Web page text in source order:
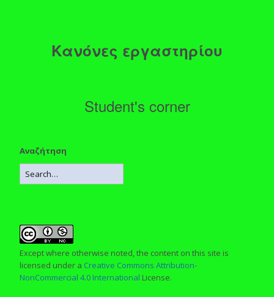
Κανόνες εργαστηρίου
Student's corner
Αναζήτηση
Except where otherwise noted, the content on this site is
licensed under a Creative Commons Attribution-
NonCommercial 4.0 International License.